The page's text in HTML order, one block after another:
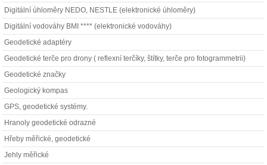
Digitální úhloměry NEDO, NESTLE (elektronické úhloměry)
Digitální vodováhy BMI **** (elektronické vodováhy)
Geodetické adaptéry
Geodetické terče pro drony ( reflexní terčíky, štítky, terče pro fotogrammetrii)
Geodetické značky
Geologický kompas
GPS, geodetické systémy.
Hranoly geodetické odrazné
Hřeby měřické, geodetické
Jehly měřické